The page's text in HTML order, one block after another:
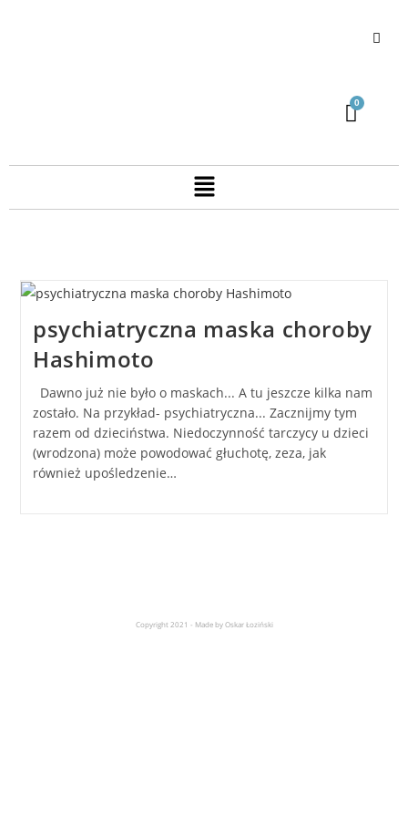
psychiatryczna maska choroby
Hashimoto
Dawno już nie było o maskach... A tu jeszcze kilka nam
zostało. Na przykład- psychiatryczna... Zacznijmy tym
razem od dzieciństwa. Niedoczynność tarczycy u dzieci
(wrodzona) może powodować głuchotę, zeza, jak
również upośledzenie…
Copyright 2021 - Made by Oskar Łoziński